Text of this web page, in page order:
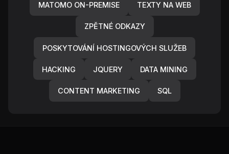
MATOMO ON-PREMISE TEXTY NA WEB
ZPĚTNÉ ODKAZY
POSKYTOVÁNÍ HOSTINGOVÝCH SLUŽEB
HACKING JQUERY DATA MINING
CONTENT MARKETING SQL